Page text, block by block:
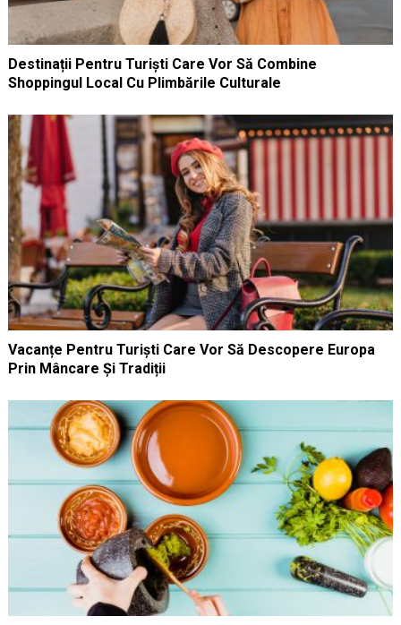
Destinații Pentru Turiști Care Vor Să Combine
Shoppingul Local Cu Plimbările Culturale
Vacanțe Pentru Turiști Care Vor Să Descopere Europa
Prin Mâncare Și Tradiții